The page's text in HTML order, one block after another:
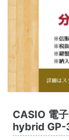
CASIO 電
hybrid GP-